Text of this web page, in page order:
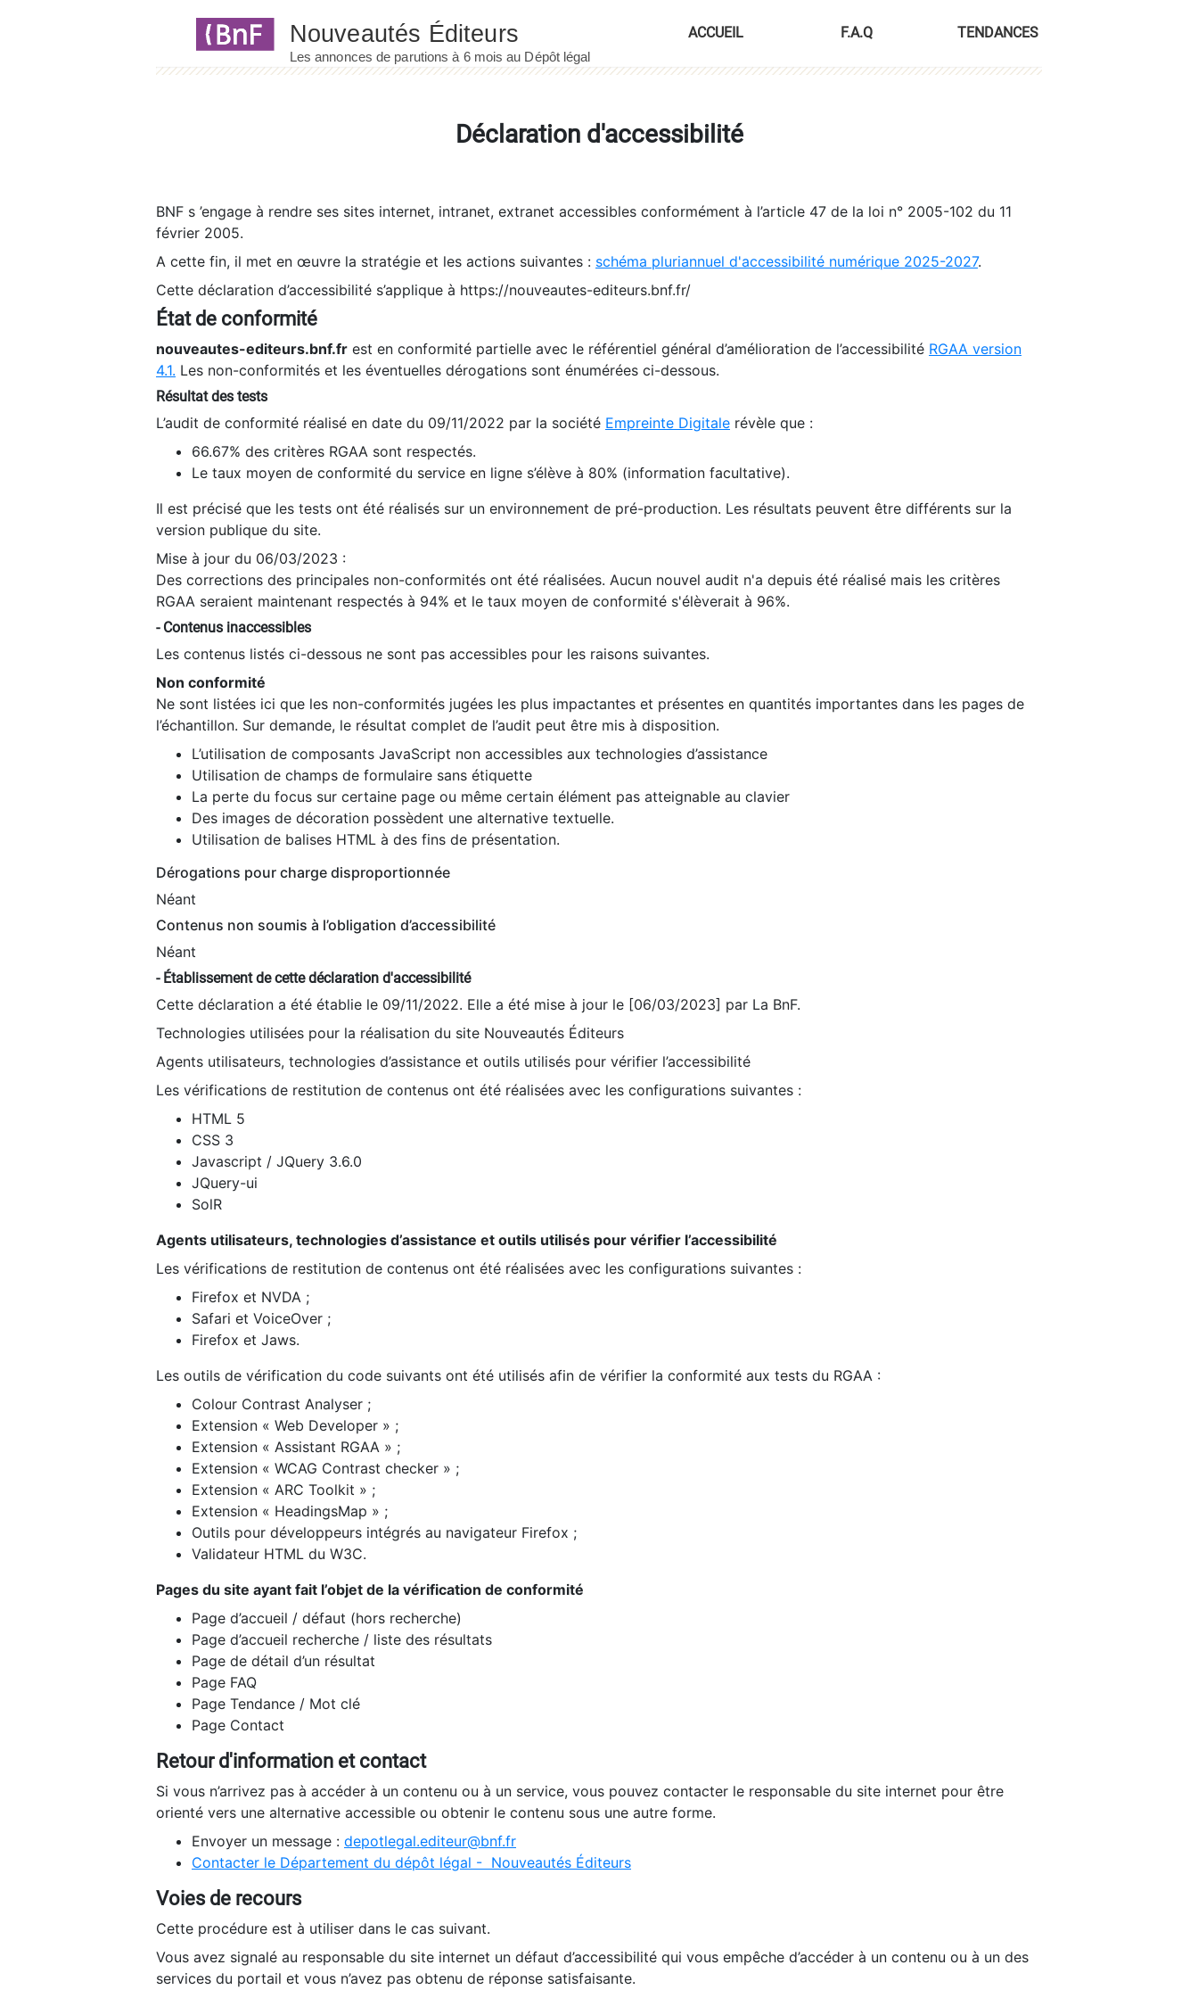
ACCUEIL F.A.Q TENDANCES
Déclaration d'accessibilité
BNF s ’engage à rendre ses sites internet, intranet, extranet accessibles conformément à l’article 47 de la loi n° 2005-102 du 11
février 2005.
A cette fin, il met en œuvre la stratégie et les actions suivantes : schéma pluriannuel d'accessibilité numérique 2025-2027.
Cette déclaration d’accessibilité s’applique à https://nouveautes-editeurs.bnf.fr/
État de conformité
nouveautes-editeurs.bnf.fr est en conformité partielle avec le référentiel général d’amélioration de l’accessibilité RGAA version
4.1. Les non-conformités et les éventuelles dérogations sont énumérées ci-dessous.
Résultat des tests
L’audit de conformité réalisé en date du 09/11/2022 par la société Empreinte Digitale révèle que :
66.67% des critères RGAA sont respectés.
Le taux moyen de conformité du service en ligne s’élève à 80% (information facultative).
Il est précisé que les tests ont été réalisés sur un environnement de pré-production. Les résultats peuvent être différents sur la
version publique du site.
Mise à jour du 06/03/2023 :
Des corrections des principales non-conformités ont été réalisées. Aucun nouvel audit n'a depuis été réalisé mais les critères
RGAA seraient maintenant respectés à 94% et le taux moyen de conformité s'élèverait à 96%.
- Contenus inaccessibles
Les contenus listés ci-dessous ne sont pas accessibles pour les raisons suivantes.
Non conformité
Ne sont listées ici que les non-conformités jugées les plus impactantes et présentes en quantités importantes dans les pages de
l’échantillon. Sur demande, le résultat complet de l’audit peut être mis à disposition.
L’utilisation de composants JavaScript non accessibles aux technologies d’assistance
Utilisation de champs de formulaire sans étiquette
La perte du focus sur certaine page ou même certain élément pas atteignable au clavier
Des images de décoration possèdent une alternative textuelle.
Utilisation de balises HTML à des fins de présentation.
Dérogations pour charge disproportionnée
Néant
Contenus non soumis à l’obligation d’accessibilité
Néant
- Établissement de cette déclaration d'accessibilité
Cette déclaration a été établie le 09/11/2022. Elle a été mise à jour le [06/03/2023] par La BnF.
Technologies utilisées pour la réalisation du site Nouveautés Éditeurs
Agents utilisateurs, technologies d’assistance et outils utilisés pour vérifier l’accessibilité
Les vérifications de restitution de contenus ont été réalisées avec les configurations suivantes :
HTML 5
CSS 3
Javascript / JQuery 3.6.0
JQuery-ui
SolR
Agents utilisateurs, technologies d’assistance et outils utilisés pour vérifier l’accessibilité
Les vérifications de restitution de contenus ont été réalisées avec les configurations suivantes :
Firefox et NVDA ;
Safari et VoiceOver ;
Firefox et Jaws.
Les outils de vérification du code suivants ont été utilisés afin de vérifier la conformité aux tests du RGAA :
Colour Contrast Analyser ;
Extension « Web Developer » ;
Extension « Assistant RGAA » ;
Extension « WCAG Contrast checker » ;
Extension « ARC Toolkit » ;
Extension « HeadingsMap » ;
Outils pour développeurs intégrés au navigateur Firefox ;
Validateur HTML du W3C.
Pages du site ayant fait l’objet de la vérification de conformité
Page d’accueil / défaut (hors recherche)
Page d’accueil recherche / liste des résultats
Page de détail d’un résultat
Page FAQ
Page Tendance / Mot clé
Page Contact
Retour d'information et contact
Si vous n’arrivez pas à accéder à un contenu ou à un service, vous pouvez contacter le responsable du site internet pour être
orienté vers une alternative accessible ou obtenir le contenu sous une autre forme.
Envoyer un message : depotlegal.editeur@bnf.fr
Contacter le Département du dépôt légal - Nouveautés Éditeurs
Voies de recours
Cette procédure est à utiliser dans le cas suivant.
Vous avez signalé au responsable du site internet un défaut d’accessibilité qui vous empêche d’accéder à un contenu ou à un des
services du portail et vous n’avez pas obtenu de réponse satisfaisante.